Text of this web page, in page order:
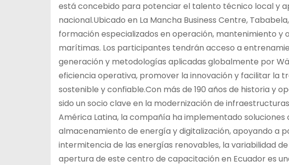
está concebido para potenciar el talento técnico local y
nacional.Ubicado en La Mancha Business Centre,
formación especializados en operación, mantenimiento y
marítimas. Los participantes tendrán acceso a
generación y metodologías aplicadas globalmente por
eficiencia operativa, promover la innovación y facilitar la
sostenible y confiable.Con más de 190 años de historia y
sido un socio clave en la modernización de
América Latina, la compañía ha implementado
almacenamiento de energía y digitalización, apoyando a
intermitencia de las energías renovables, la variabilidad
apertura de este centro de capacitación en Ecuador es